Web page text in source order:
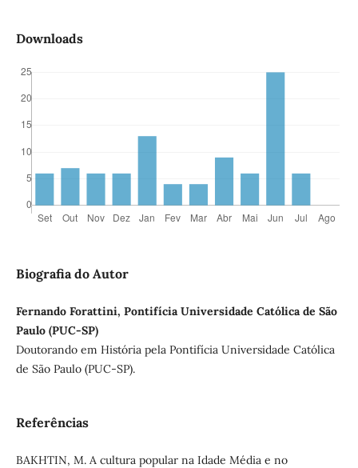
Downloads
Biografia do Autor
Fernando Forattini, Pontifícia Universidade Católica de São
Paulo (PUC-SP)
Doutorando em História pela Pontifícia Universidade Católica
de São Paulo (PUC-SP).
Referências
BAKHTIN, M. A cultura popular na Idade Média e no